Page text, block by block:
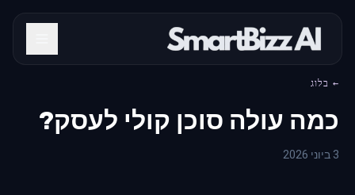
← בלוג
כמה עולה סוכן קולי לעסק?
3 ביוני 2026